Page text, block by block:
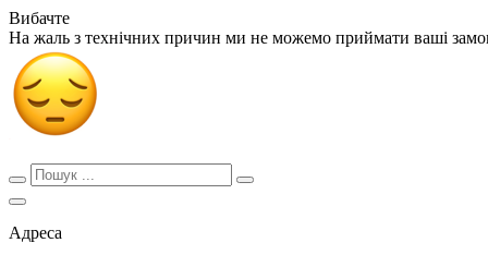
Вибачте
На жаль з технічних причин ми не можемо приймати ваші
Адреса